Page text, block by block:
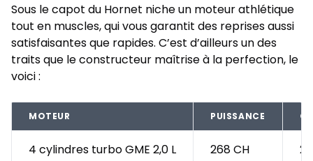
Sous le capot du Hornet niche un moteur athlétique
tout en muscles, qui vous garantit des reprises aussi
satisfaisantes que rapides. C’est d’ailleurs un des
traits que le constructeur maîtrise à la perfection, le
voici :
MOTEUR PUISSANCE
4 cylindres turbo GME 2,0 L 268 CH